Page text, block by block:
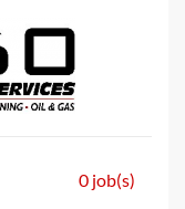
0 job(s)